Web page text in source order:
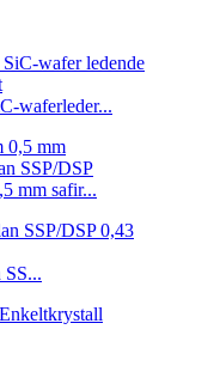
waferleder...
mm safir...
SS...